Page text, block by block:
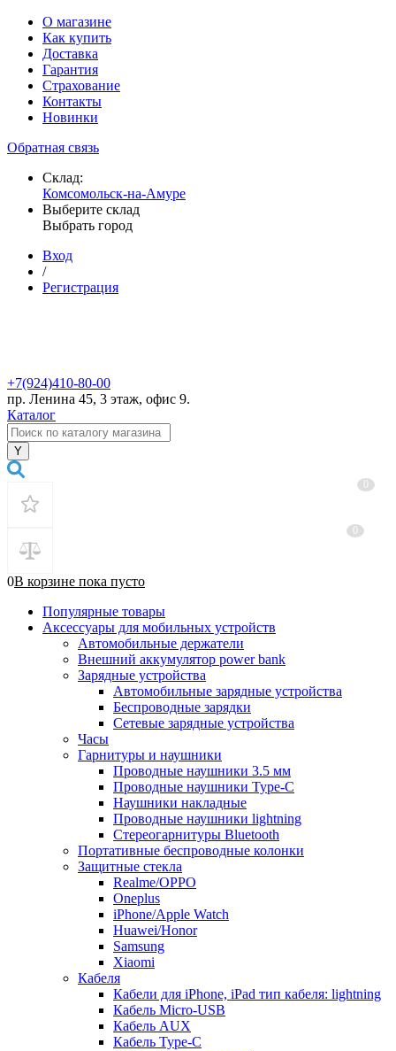
О магазине
Как купить
Доставка
Гарантия
Страхование
Контакты
Новинки
Обратная связь
Склад:
Комсомольск-на-Амуре
Выберите склад
Выбрать город
Вход
/
Регистрация
+7(924)410-80-00
пр. Ленина 45, 3 этаж, офис 9.
Каталог
0В корзине пока пусто
Популярные товары
Аксессуары для мобильных устройств
Автомобильные держатели
Внешний аккумулятор power bank
Зарядные устройства
Автомобильные зарядные устройства
Беспроводные зарядки
Сетевые зарядные устройства
Часы
Гарнитуры и наушники
Проводные наушники 3.5 мм
Проводные наушники Type-C
Наушники накладные
Проводные наушники lightning
Стереогарнитуры Bluetooth
Портативные беспроводные колонки
Защитные стекла
Realme/OPPO
Oneplus
iPhone/Apple Watch
Huawei/Honor
Samsung
Xiaomi
Кабеля
Кабели для iPhone, iPad тип кабеля: lightning
Кабель Micro-USB
Кабель AUX
Кабель Type-C